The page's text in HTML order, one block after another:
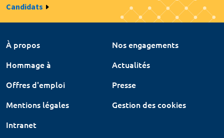
Candidats
À propos
Nos engagements
Hommage à
Actualités
Offres d'emploi
Presse
Mentions légales
Gestion des cookies
Intranet